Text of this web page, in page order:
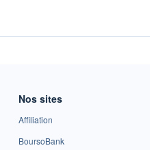
Nos sites
Affiliation
BoursoBank